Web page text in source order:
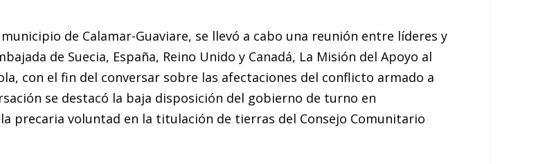
de Calamar-Guaviare, se llevó a cabo una reunión entre líderes y
de Suecia, España, Reino Unido y Canadá, La Misión del Apoyo al
con el fin del conversar sobre las afectaciones del conflicto armado a
se destacó la baja disposición del gobierno de turno en
precaria voluntad en la titulación de tierras del Consejo Comunitario